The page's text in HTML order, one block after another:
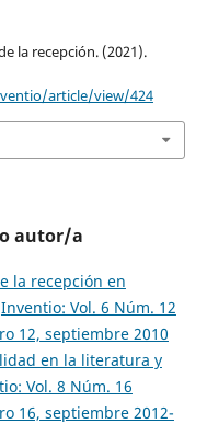
la recepción. (2021).
article/view/424
autor/a
la recepción en
Inventio: Vol. 6 Núm. 12
12, septiembre 2010
en la literatura y
Vol. 8 Núm. 16
16, septiembre 2012-